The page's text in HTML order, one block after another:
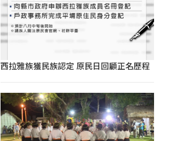
西拉雅族獲民族認定 原民日回顧正名歷程